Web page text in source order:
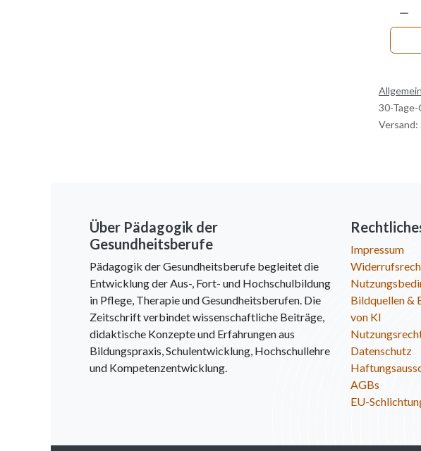
30-
Über Pädagogik der
Gesundheitsberufe
Pädagogik der Gesundheitsberufe begleitet die
Entwicklung der Aus-, Fort- und Hochschulbildung
in Pflege, Therapie und Gesundheitsberufen. Die
Zeitschrift verbindet wissenschaftliche Beiträge,
didaktische Konzepte und Erfahrungen aus
Bildungspraxis, Schulentwicklung, Hochschullehre
und Kompetenzentwicklung.
Impressum
Bildquellen &
von KI
Datenschutz
AGBs
EU-